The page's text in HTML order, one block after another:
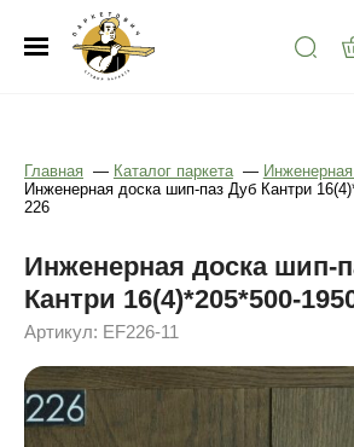
Главная — Каталог паркета —
Инженерная доска шип-паз Дуб Кантри
226
Инженерная доска шип-
Кантри 16(4)*205*500-
Артикул: EF226-11